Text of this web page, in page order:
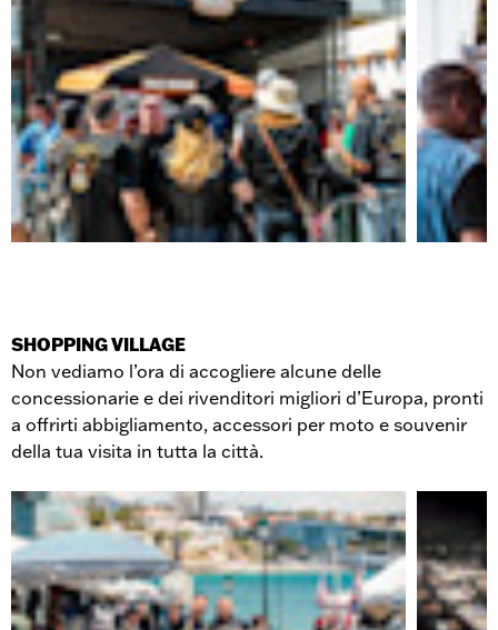
SHOPPING VILLAGE
Non vediamo l’ora di accogliere alcune delle
concessionarie e dei rivenditori migliori d’Europa, pronti
a offrirti abbigliamento, accessori per moto e souvenir
della tua visita in tutta la città.